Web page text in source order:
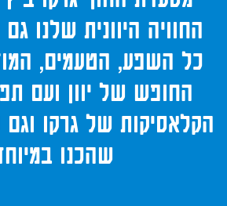
החוויה היוונית שלנו
כל השפע, הטעמים,
החופש של יוון ועם
הקלאסיקות של גרקו וגם
שהכנו